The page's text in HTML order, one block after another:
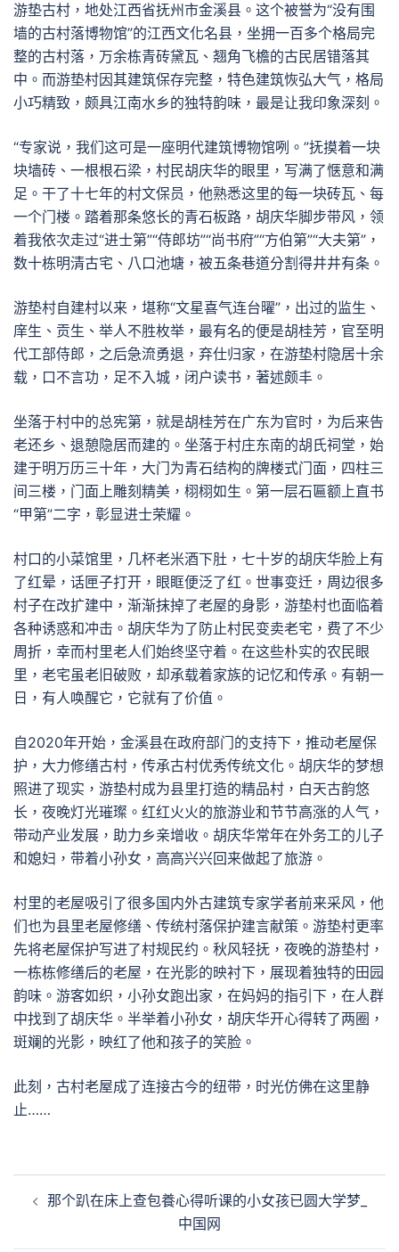
游垫古村，地处江西省抚州市金溪县。这个被誉为“没有围
墙的古村落博物馆”的江西文化名县，坐拥一百多个格局完
整的古村落，万余栋青砖黛瓦、翘角飞檐的古民居错落其
中。而游垫村因其建筑保存完整，特色建筑恢弘大气，格局
小巧精致，颇具江南水乡的独特韵味，最是让我印象深刻。
“专家说，我们这可是一座明代建筑博物馆咧。”抚摸着一块
块墙砖、一根根石梁，村民胡庆华的眼里，写满了惬意和满
足。干了十七年的村文保员，他熟悉这里的每一块砖瓦、每
一个门楼。踏着那条悠长的青石板路，胡庆华脚步带风，领
着我依次走过“进士第”“侍郎坊”“尚书府”“方伯第”“大夫第”，
数十栋明清古宅、八口池塘，被五条巷道分割得井井有条。
游垫村自建村以来，堪称“文星喜气连台曜”，出过的监生、
庠生、贡生、举人不胜枚举，最有名的便是胡桂芳，官至明
代工部侍郎，之后急流勇退，弃仕归家，在游垫村隐居十余
载，口不言功，足不入城，闭户读书，著述颇丰。
坐落于村中的总宪第，就是胡桂芳在广东为官时，为后来告
老还乡、退憩隐居而建的。坐落于村庄东南的胡氏祠堂，始
建于明万历三十年，大门为青石结构的牌楼式门面，四柱三
间三楼，门面上雕刻精美，栩栩如生。第一层石匾额上直书
“甲第”二字，彰显进士荣耀。
村口的小菜馆里，几杯老米酒下肚，七十岁的胡庆华脸上有
了红晕，话匣子打开，眼眶便泛了红。世事变迁，周边很多
村子在改扩建中，渐渐抹掉了老屋的身影，游垫村也面临着
各种诱惑和冲击。胡庆华为了防止村民变卖老宅，费了不少
周折，幸而村里老人们始终坚守着。在这些朴实的农民眼
里，老宅虽老旧破败，却承载着家族的记忆和传承。有朝一
日，有人唤醒它，它就有了价值。
自2020年开始，金溪县在政府部门的支持下，推动老屋保
护，大力修缮古村，传承古村优秀传统文化。胡庆华的梦想
照进了现实，游垫村成为县里打造的精品村，白天古韵悠
长，夜晚灯光璀璨。红红火火的旅游业和节节高涨的人气，
带动产业发展，助力乡亲增收。胡庆华常年在外务工的儿子
和媳妇，带着小孙女，高高兴兴回来做起了旅游。
村里的老屋吸引了很多国内外古建筑专家学者前来采风，他
们也为县里老屋修缮、传统村落保护建言献策。游垫村更率
先将老屋保护写进了村规民约。秋风轻抚，夜晚的游垫村，
一栋栋修缮后的老屋，在光影的映衬下，展现着独特的田园
韵味。游客如织，小孙女跑出家，在妈妈的指引下，在人群
中找到了胡庆华。半举着小孙女，胡庆华开心得转了两圈，
斑斓的光影，映红了他和孩子的笑脸。
此刻，古村老屋成了连接古今的纽带，时光仿佛在这里静
止……
章
那个趴在床上查包養心得听课的小女孩已圆大学梦_
中国网